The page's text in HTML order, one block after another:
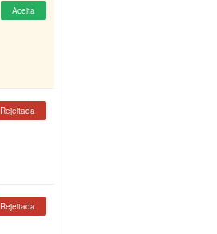
Aceita
Rejeitada
Rejeitada